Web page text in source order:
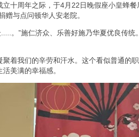
十周年之际，于4月22日晚假座小皇蜂
赠与点问顿华人安老院。
.....。”施仁济众、乐善好施乃华夏优良传
着我们的辛劳和汗水。这个看似普通的
美满的幸福感。